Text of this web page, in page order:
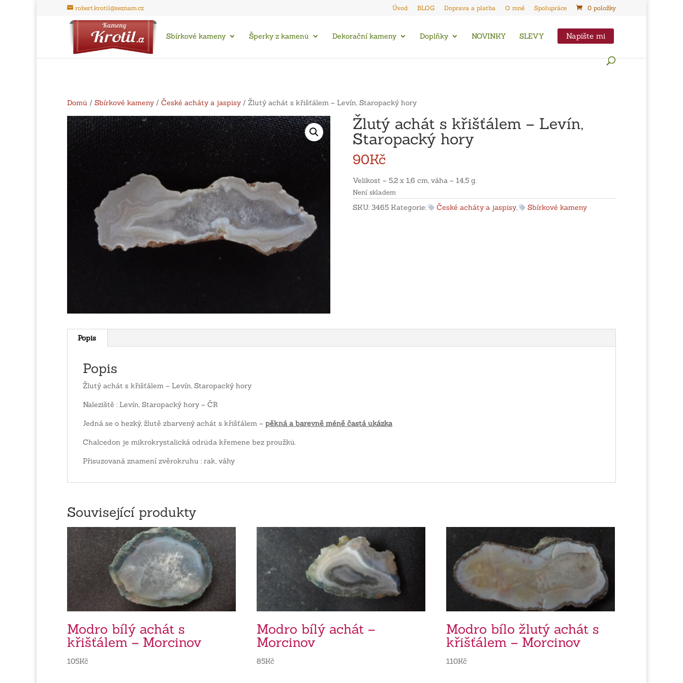
robert.krotil@seznam.cz Úvod BLOG Doprava a platba O mně Spolupráce 0 položky
Sbírkové kameny Šperky z kamenů Dekorační kameny Doplňky NOVINKY SLEVY Napište mi
Domů / Sbírkové kameny / České acháty a jaspisy / Žlutý achát s křišťálem – Levín, Staropacký hory
Žlutý achát s křišťálem – Levín,
Staropacký hory
90Kč
Velikost – 5,2 x 1,6 cm, váha – 14,5 g.
Není skladem
SKU: 3465 Kategorie: České acháty a jaspisy, Sbírkové kameny
Popis
Popis
Žlutý achát s křišťálem – Levín, Staropacký hory
Naleziště : Levín, Staropacký hory – ČR
Jedná se o hezký, žlutě zbarvený achát s křišťálem – pěkná a barevně méně častá ukázka
Chalcedon je mikrokrystalická odrůda křemene bez proužků.
Přisuzovaná znamení zvěrokruhu : rak, váhy
Související produkty
Modro bílý achát s
křišťálem – Morcinov
105Kč
Modro bílý achát –
Morcinov
85Kč
Modro bílo žlutý achát s
křišťálem – Morcinov
110Kč